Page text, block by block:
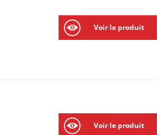
Voir le produit
Voir le produit